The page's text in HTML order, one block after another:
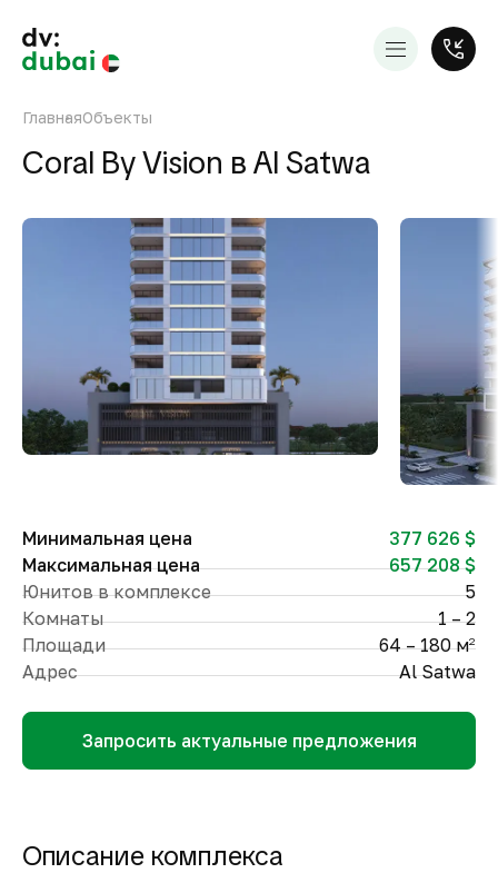
ГлавнаяОбъекты
Coral By Vision в Al Satwa
Минимальная цена
377 626 $
Максимальная цена
657 208 $
Юнитов в комплексе
5
Комнаты
1 – 2
Площади
64 – 180 м2
Адрес Al Satwa
Запросить актуальные предложения
Описание комплекса